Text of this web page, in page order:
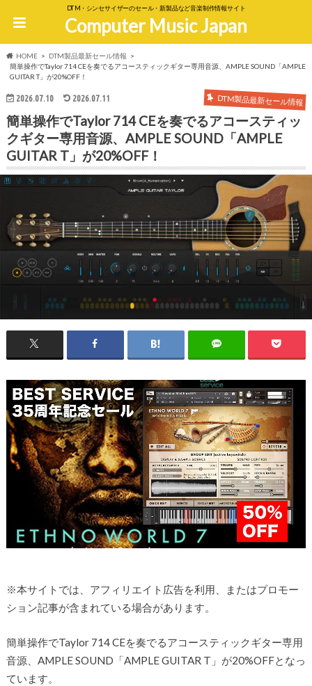
DTM・シンセサイザーのセール・新製品など音楽制作情報サイト
Computer Music Japan
HOME
DTM製品最新セール情報
簡単操作でTaylor 714 CEを奏でるアコースティックギター専用音源、AMPLE SOUND「AMPLE
GUITAR T」が20%OFF！
2026.07.10 2026.07.11 DTM製品最新セール情報
簡単操作でTaylor 714 CEを奏でるアコースティッ
クギター専用音源、AMPLE SOUND「AMPLE
GUITAR T」が20%OFF！
※本サイトでは、アフィリエイト広告を利用、またはプロモー
ション記事が含まれている場合があります。
簡単操作でTaylor 714 CEを奏でるアコースティックギター専用
音源、AMPLE SOUND「AMPLE GUITAR T」が20%OFFとなっ
ています。